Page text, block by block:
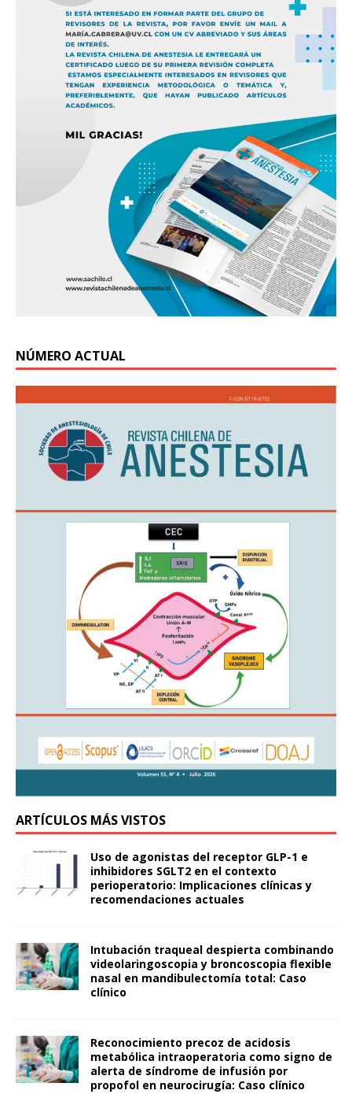
NÚMERO ACTUAL
ARTÍCULOS MÁS VISTOS
Uso de agonistas del receptor GLP-1 e
inhibidores SGLT2 en el contexto
perioperatorio: Implicaciones clínicas y
recomendaciones actuales
Intubación traqueal despierta combinando
videolaringoscopia y broncoscopia flexible
nasal en mandibulectomía total: Caso
clínico
Reconocimiento precoz de acidosis
metabólica intraoperatoria como signo de
alerta de síndrome de infusión por
propofol en neurocirugía: Caso clínico